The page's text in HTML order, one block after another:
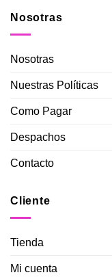
Nosotras
Nosotras
Nuestras Políticas
Como Pagar
Despachos
Contacto
Cliente
Tienda
Mi cuenta